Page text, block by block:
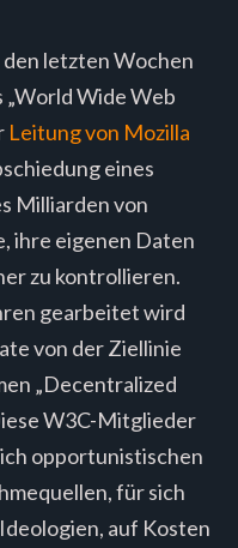
den letzten Wochen
Wide Web
Leitung von Mozilla
eines
Milliarden von
ihre eigenen Daten
zu kontrollieren.
gearbeitet wird
von der Ziellinie
„Decentralized
W3C-Mitglieder
opportunistischen
für sich
auf Kosten